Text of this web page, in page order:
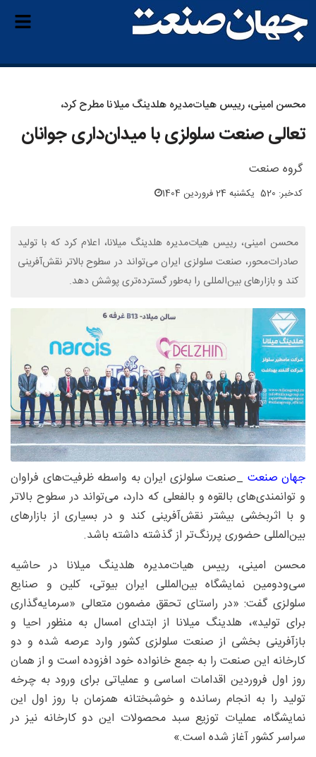
محسن امینی، رییس هیات‌مدیره هلدینگ میلانا مطرح کرد،
تعالی صنعت سلولزی با میدان‌داری جوانان
گروه صنعت
کدخبر: 520 یکشنبه 24 فروردین 1404
محسن امینی، رییس هیات‌مدیره هلدینگ میلانا، اعلام کرد که با تولید
صادرات‌محور، صنعت سلولزی ایران می‌تواند در سطوح بالاتر نقش‌آفرینی
کند و بازارهای بین‌المللی را به‌طور گسترده‌تری پوشش دهد.
جهان صنعت _صنعت سلولزی ایران به واسطه ظرفیت‌های فراوان
و توانمندی‌های بالقوه و بالفعلی که دارد، می‌تواند در سطوح بالاتر
و با اثربخشی بیشتر نقش‌آفرینی کند و در بسیاری از بازارهای
بین‌المللی حضوری پررنگ‌تر از گذشته داشته باشد.
محسن امینی، رییس هیات‌مدیره هلدینگ میلانا در حاشیه
سی‌ودومین نمایشگاه بین‌المللی ایران بیوتی، کلین و صنایع
سلولزی گفت: «در راستای تحقق مضمون متعالی «سرمایه‌گذاری
برای تولید»، هلدینگ میلانا از ابتدای امسال به منظور احیا و
بازآفرینی بخشی از صنعت سلولزی کشور وارد عرصه شده و دو
کارخانه این صنعت را به جمع خانواده خود افزوده است و از همان
روز اول فروردین اقدامات اساسی و عملیاتی برای ورود به چرخه
تولید را به انجام رسانده و خوشبختانه همزمان با روز اول این
نمایشگاه، عملیات توزیع سبد محصولات این دو کارخانه نیز در
سراسر کشور آغاز شده است.»